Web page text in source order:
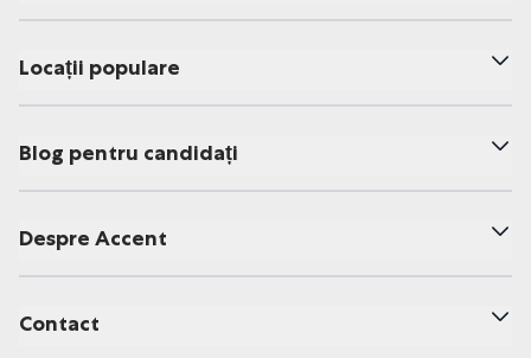
Locații populare
Blog pentru candidați
Despre Accent
Contact